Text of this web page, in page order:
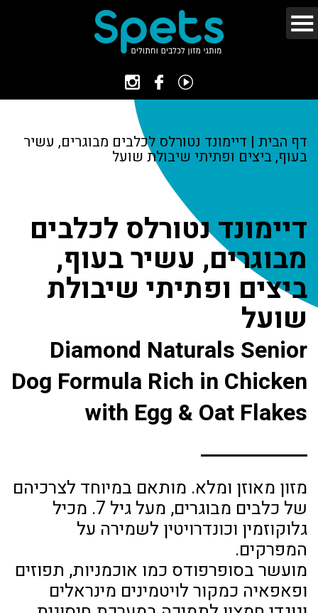
דף הבית | דיימונד נטורלס לכלבים מבוגרים, עשיר
בעוף, ביצים ופתיתי שיבולת שועל
דיימונד נטורלס לכלבים
מבוגרים, עשיר בעוף,
ביצים ופתיתי שיבולת
שועל
Diamond Naturals Senior
Dog Formula Rich in Chicken
with Egg & Oat Flakes
מזון מאוזן ומלא. מותאם במיוחד לצרכיהם
של כלבים מבוגרים, מעל גיל 7. מכיל
גלוקוזמין וכונדרויטין לשמירה על
המפרקים.
מועשר בסופרפודס כמו אוכמניות, תפוזים
ופאפאיה כמקור לויטמינים מינראלים